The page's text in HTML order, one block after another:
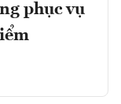
phục vụ